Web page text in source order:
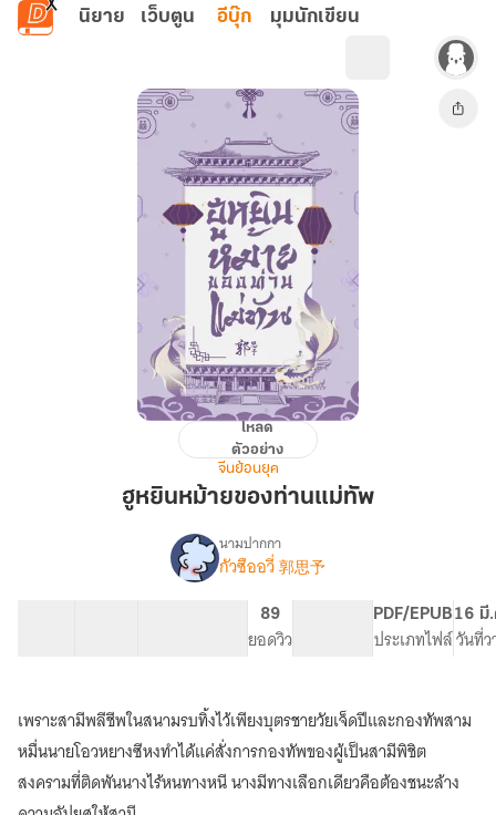
ข้ามไปยังเนื้อหาหลัก
นิยาย เว็บตูน อีบุ๊ก มุมนักเขียน
หม้าย
แม่ทัพ
โหลด
ตัวอย่าง
จีนย้อนยุค
ฮูหยินหม้ายของท่านแม่ทัพ
เรื่อง
หยิน
หม้าย
ของ
นามปากกา
กัวซืออวี่ 郭思予
89
ยอดวิว
PDF/EPUB
ประเภทไฟล์
16 มี
วันที่ว
เพราะสามีพลีชีพในสนามรบทิ้งไว้เพียงบุตรชายวัยเจ็ดปีและกองทัพสาม
หมื่นนายโอวหยางซีหงทำได้แค่สั่งการกองทัพของผู้เป็นสามีพิชิต
สงครามที่ติดพันนางไร้หนทางหนี นางมีทางเลือกเดียวคือต้องชนะล้าง